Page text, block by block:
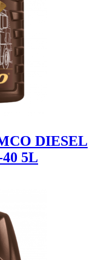
DIESEL
5L